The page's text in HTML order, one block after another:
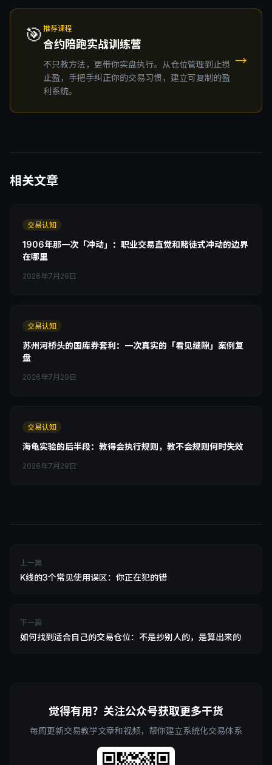
🎯 推荐课程
合约陪跑实战训练营
不只教方法，更带你实盘执行。从仓位管理到止损
止盈，手把手纠正你的交易习惯，建立可复制的盈
利系统。
→
相关文章
交易认知
1906年那一次「冲动」：职业交易直觉和赌徒式冲动的边界
在哪里
2026年7月29日
交易认知
苏州河桥头的国库券套利：一次真实的「看见缝隙」案例复
盘
2026年7月29日
交易认知
海龟实验的后半段：教得会执行规则，教不会规则何时失效
2026年7月29日
上一篇
K线的3个常见使用误区：你正在犯的错
下一篇
如何找到适合自己的交易仓位：不是抄别人的，是算出来的
觉得有用？关注公众号获取更多干货
每周更新交易教学文章和视频，帮你建立系统化交易体系